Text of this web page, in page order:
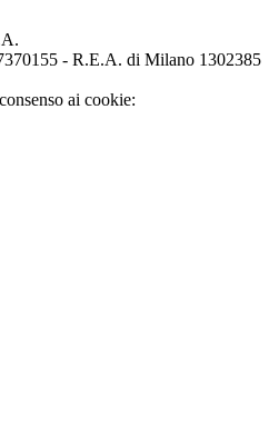
- R.E.A. di Milano 1302385
ai cookie: